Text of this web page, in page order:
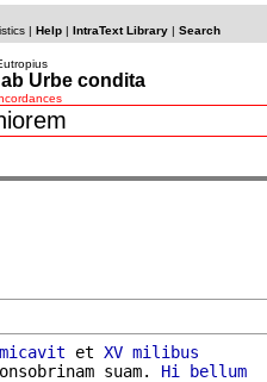
| Help| IntraText Library| Search
Urbe condita
et XV milibus
suam. Hi bellum